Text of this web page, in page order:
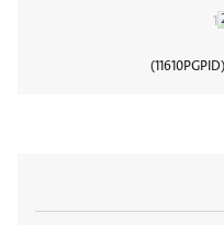
PGPID
11610